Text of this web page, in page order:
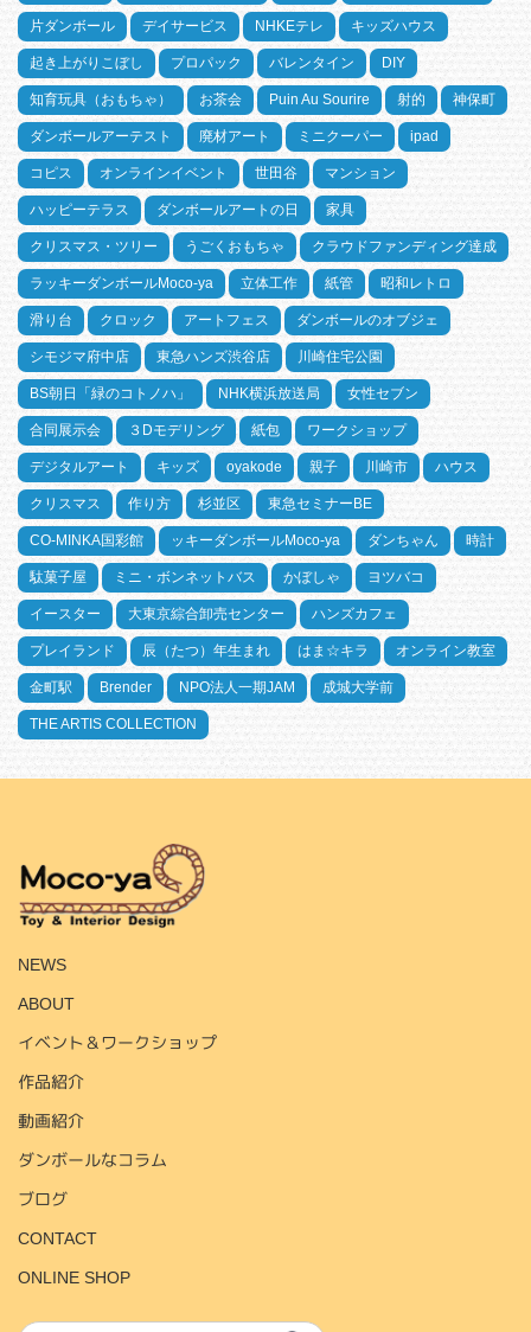
片ダンボール デイサービス NHKEテレ キッズハウス
起き上がりこぼし プロパック バレンタイン DIY
知育玩具（おもちゃ） お茶会 Puin Au Sourire 射的 神保町
ダンボールアーテスト 廃材アート ミニクーパー ipad
コピス オンラインイベント 世田谷 マンション
ハッピーテラス ダンボールアートの日 家具
クリスマス・ツリー うごくおもちゃ クラウドファンディング達成
ラッキーダンボールMoco-ya 立体工作 紙管 昭和レトロ
滑り台 クロック アートフェス ダンボールのオブジェ
シモジマ府中店 東急ハンズ渋谷店 川崎住宅公園
BS朝日「緑のコトノハ」 NHK横浜放送局 女性セブン
合同展示会 ３Dモデリング 紙包 ワークショップ
デジタルアート キッズ oyakode 親子 川崎市 ハウス
クリスマス 作り方 杉並区 東急セミナーBE
CO-MINKA国彩館 ッキーダンボールMoco-ya ダンちゃん 時計
駄菓子屋 ミニ・ボンネットバス かぼしゃ ヨツバコ
イースター 大東京綜合卸売センター ハンズカフェ
プレイランド 辰（たつ）年生まれ はま☆キラ オンライン教室
金町駅 Brender NPO法人一期JAM 成城大学前
THE ARTIS COLLECTION
NEWS
ABOUT
イベント＆ワークショップ
作品紹介
動画紹介
ダンボールなコラム
ブログ
CONTACT
ONLINE SHOP